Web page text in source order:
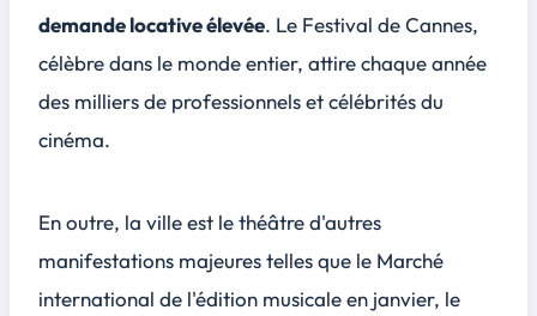
demande locative élevée. Le Festival de Cannes,
célèbre dans le monde entier, attire chaque année
des milliers de professionnels et célébrités du
cinéma.
En outre, la ville est le théâtre d'autres
manifestations majeures telles que le Marché
international de l'édition musicale en janvier, le